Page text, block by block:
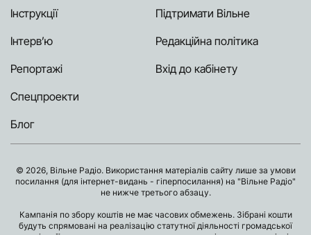
Інструкції
Інтерв’ю
Репортажі
Спецпроекти
Блог
Підтримати Вільне
Редакційна політика
Вхід до кабінету
© 2026, Вільне Радіо. Використання матеріалів сайту лише за умови
посилання (для інтернет-видань - гіперпосилання) на "Вільне Радіо"
не нижче третього абзацу.
Кампанія по збору коштів не має часових обмежень. Зібрані кошти
будуть спрямовані на реалізацію статутної діяльності громадської